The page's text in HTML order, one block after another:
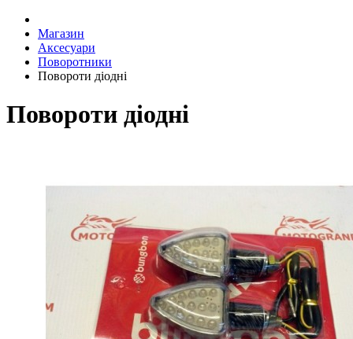
Магазин
Аксесуари
Поворотники
Повороти діодні
Повороти діодні